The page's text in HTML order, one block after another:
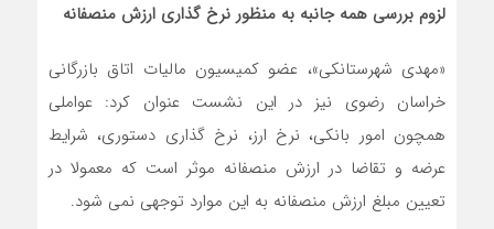
لزوم بررسی همه جانبه به منظور نرخ گذاری ارزش منصفانه
«مهدی شهرستانکی»، عضو کمیسیون مالیات اتاق بازرگانی
خراسان رضوی نیز در این نشست عنوان کرد: عواملی
همچون امور بانکی، نرخ ارز، نرخ گذاری دستوری، شرایط
عرضه و تقاضا در ارزش منصفانه موثر است که معمولا در
تعیین مبلغ ارزش منصفانه به این موارد توجهی نمی شود.